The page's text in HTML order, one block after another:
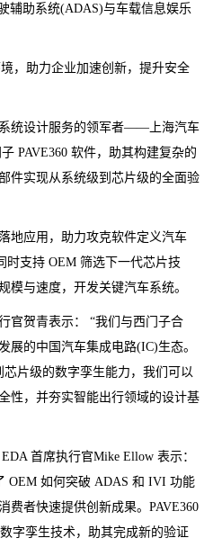
辅助系统(ADAS)与车载信息娱乐
，助力企业加速创新，提升安全
统设计服务的领军者——上海汽车
PAVE360 软件，助其构建复杂的
件实现从系统级到芯片级的全面验
地应用，助力攻克软件定义汽车
时支持 OEM 筛选下一代芯片技
模与速度，开发关键汽车系统。
官贺青表示： “我们与西门子合
展的中国汽车集成电路(IC)生态。
片级的数字孪生能力，我们可以
性，并夯实智能出行领域的设计基
首席执行官Mike Ellow 表示：
OEM 如何突破 ADAS 和 IVI 功能
费者快速提供创新成果。PAVE360
字孪生技术，助其完成新的验证